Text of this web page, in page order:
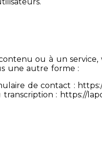
contenu ou à un
une autre forme :
de contact :
: https://